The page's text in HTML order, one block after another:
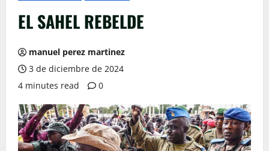
EL SAHEL REBELDE
manuel perez martinez
3 de diciembre de 2024
4 minutes read
0